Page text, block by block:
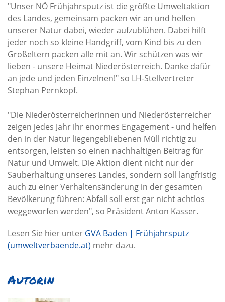
"Unser NÖ Frühjahrsputz ist die größte Umweltaktion
des Landes, gemeinsam packen wir an und helfen
unserer Natur dabei, wieder aufzublühen. Dabei hilft
jeder noch so kleine Handgriff, vom Kind bis zu den
Großeltern packen alle mit an. Wir schützen was wir
lieben - unsere Heimat Niederösterreich. Danke dafür
an jede und jeden Einzelnen!" so LH-Stellvertreter
Stephan Pernkopf.
"Die Niederösterreicherinnen und Niederösterreicher
zeigen jedes Jahr ihr enormes Engagement - und helfen
den in der Natur liegengebliebenen Müll richtig zu
entsorgen, leisten so einen nachhaltigen Beitrag für
Natur und Umwelt. Die Aktion dient nicht nur der
Sauberhaltung unseres Landes, sondern soll langfristig
auch zu einer Verhaltensänderung in der gesamten
Bevölkerung führen: Abfall soll erst gar nicht achtlos
weggeworfen werden", so Präsident Anton Kasser.
Lesen Sie hier unter GVA Baden | Frühjahrsputz
(umweltverbaende.at) mehr dazu.
Autorin